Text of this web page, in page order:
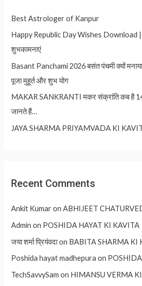
Best Astrologer of Kanpur
Happy Republic Day Wishes Download |
शुभकामनाएं
Basant Panchami 2026 बसंत पंचमी क्यों
पूजा मुहूर्त और शुभ योग
MAKAR SANKRANTI मकर संक्रांति कब है
जानते हैं…
JAYA SHARMA PRIYAMVADA KI
Recent Comments
Ankit KumaronABHIJEET
Admin on POSHIDA HAYAT KI KAVITA
जया शर्मा प्रियंवदाon BABITA SHARMA KI
Poshida hayat madhepura on
TechSavvySam on HIMANSU VERMA